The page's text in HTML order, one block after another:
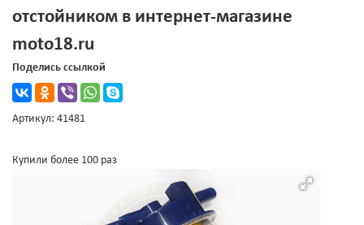
отстойником в интернет-магазине
moto18.ru
Поделись ссылкой
Артикул: 41481
Купили более 100 раз